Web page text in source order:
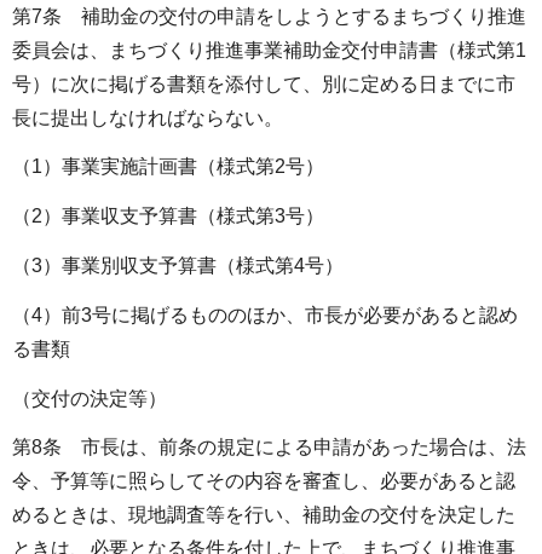
第7条 補助金の交付の申請をしようとするまちづくり推進
委員会は、まちづくり推進事業補助金交付申請書（様式第1
号）に次に掲げる書類を添付して、別に定める日までに市
長に提出しなければならない。
（1）事業実施計画書（様式第2号）
（2）事業収支予算書（様式第3号）
（3）事業別収支予算書（様式第4号）
（4）前3号に掲げるもののほか、市長が必要があると認め
る書類
（交付の決定等）
第8条 市長は、前条の規定による申請があった場合は、法
令、予算等に照らしてその内容を審査し、必要があると認
めるときは、現地調査等を行い、補助金の交付を決定した
ときは、必要となる条件を付した上で、まちづくり推進事